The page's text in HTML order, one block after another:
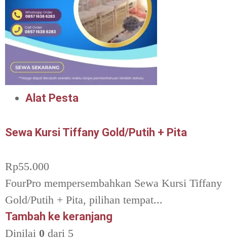
Alat Pesta
Sewa Kursi Tiffany Gold/Putih + Pita
Rp55.000
FourPro mempersembahkan Sewa Kursi Tiffany
Gold/Putih + Pita, pilihan tempat...
Tambah ke keranjang
Dinilai 0 dari 5